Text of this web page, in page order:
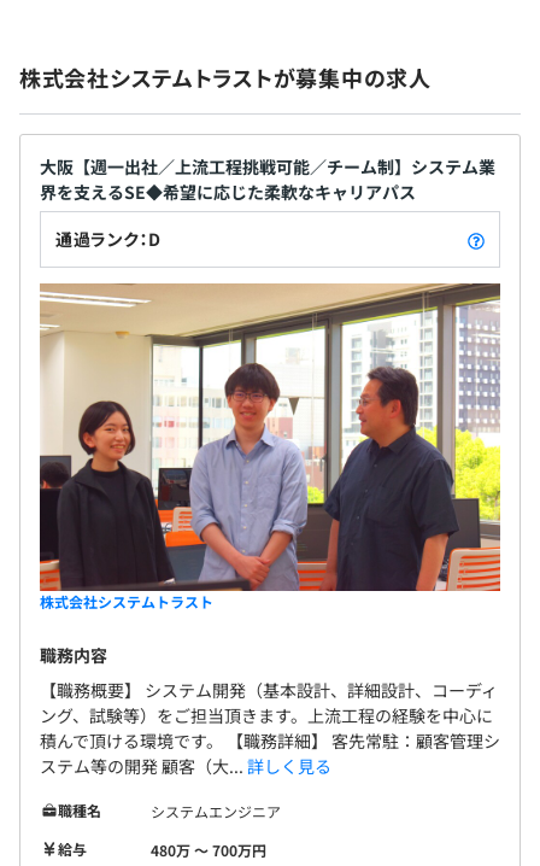
＜＜成長に寄り添ってもらえる環境＞＞
★営業担当者とのお昼ご飯会or夕食会【1回/月】（※強制
ではありません）
・業務状況やモチベーションの確認
・今後のキャリアのすり合せ
→出来る限りご希望の労働条件や身に着けたいスキルに合
わせて案件や環境を変更できます。
相談の上、ご希望のマシンを支給いたします。
AWS CloudFormation
評価します。
全社：約50名
昇給：年1回（7月）
社会保険完備（健康保険・厚生年金加入・雇用保険・労災
保険）
無期雇用
3カ月（条件などの変更はありません）
株式会社システムトラストが募集中の求人
大阪【週一出社／上流工程挑戦可能／チーム制】システム業
界を支えるSE◆希望に応じた柔軟なキャリアパス
通過ランク：D
株式会社システムトラスト
職務内容
【職務概要】 システム開発（基本設計、詳細設計、コーディ
ング、試験等）をご担当頂きます。上流工程の経験を中心に
積んで頂ける環境です。 【職務詳細】 客先常駐：顧客管理シ
ステム等の開発 顧客（大... 詳しく見る
職種名
システムエンジニア
給与
480万 〜 700万円